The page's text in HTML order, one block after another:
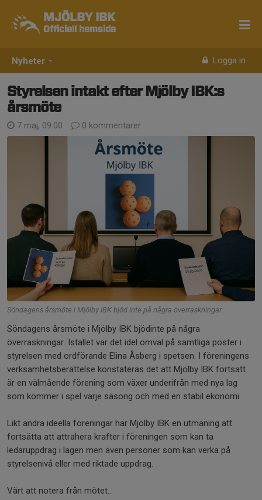
Nyheter Logga in
MJÖLBY IBK
Officiell hemsida
Styrelsen intakt efter Mjölby IBK:s
årsmöte
7 maj, 09:00 0 kommentarer
Söndagens årsmöte i Mjölby IBK bjöd inte på några överraskningar.
Söndagens årsmöte i Mjölby IBK bjödinte på några
överraskningar. Istället var det idel omval på samtliga poster i
styrelsen med ordförande Elina Åsberg i spetsen. I föreningens
verksamhetsberättelse konstateras det att Mjölby IBK fortsatt
är en välmående förening som växer underifrån med nya lag
som kommer i spel varje säsong och med en stabil ekonomi.
Likt andra ideella föreningar har Mjölby IBK en utmaning att
fortsätta att attrahera krafter i föreningen som kan ta
ledaruppdrag i lagen men även personer som kan verka på
styrelsenivå eller med riktade uppdrag.
Värt att notera från mötet...